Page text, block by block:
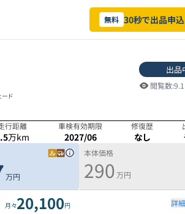
無料 30秒で出品申込
ド
出品
閲覧数:
行距離
万km
車検有効期限
2027/06
修復歴
なし
万円
本体価格
290 万円
月々20,100円 詳